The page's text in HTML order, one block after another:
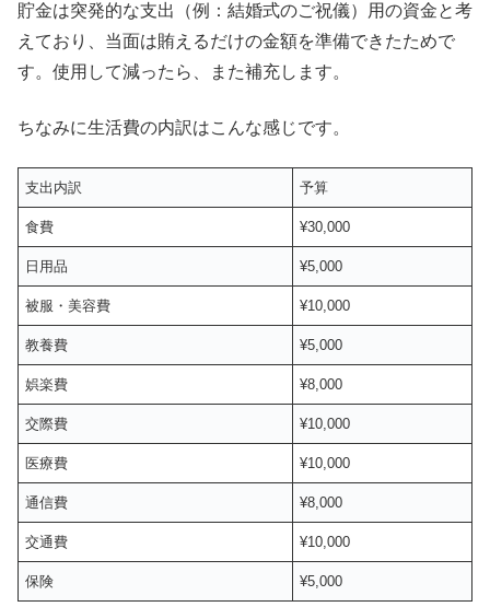
貯金は突発的な支出（例：結婚式のご祝儀）用の資金と考
えており、当面は賄えるだけの金額を準備できたためで
す。使用して減ったら、また補充します。
ちなみに生活費の内訳はこんな感じです。
支出内訳 予算
食費 ¥30,000
日用品 ¥5,000
被服・美容費 ¥10,000
教養費 ¥5,000
娯楽費 ¥8,000
交際費 ¥10,000
医療費 ¥10,000
通信費 ¥8,000
交通費 ¥10,000
保険 ¥5,000